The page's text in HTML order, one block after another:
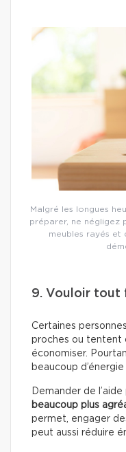
Malgré les longues
préparer, ne négligez
meubles rayés et
9. Vouloir tout
Certaines
proches ou tentent
économiser.
beaucoup
Demander de
beaucoup plus
permet, engager
peut aussi réduire